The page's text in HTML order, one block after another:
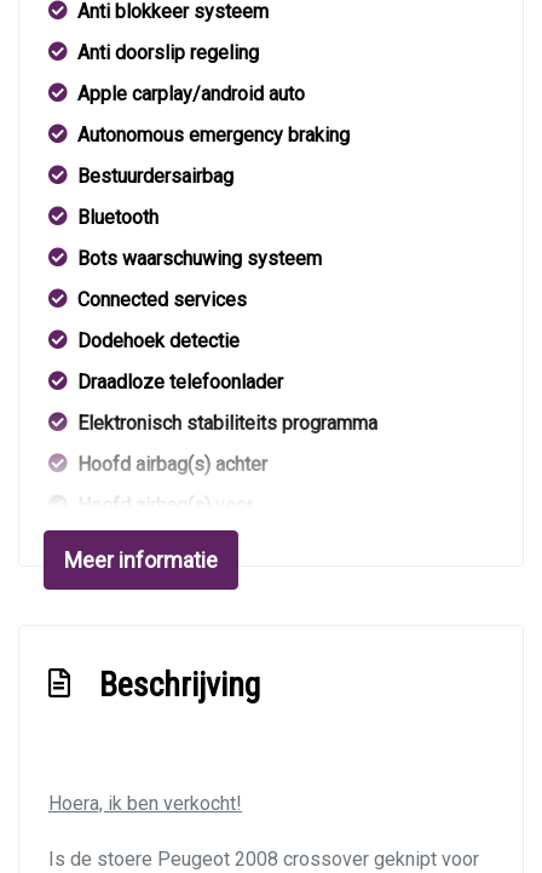
Anti blokkeer systeem
Anti doorslip regeling
Apple carplay/android auto
Autonomous emergency braking
Bestuurdersairbag
Bluetooth
Bots waarschuwing systeem
Connected services
Dodehoek detectie
Draadloze telefoonlader
Elektronisch stabiliteits programma
Hoofd airbag(s) achter
Hoofd airbag(s) voor
Keyless start
Led mistlampen
Passagiersairbag
Rijstrooksensor met correctie
Zij airbag(s) voor
Exterieur
Meer informatie
Beschrijving
Hoera, ik ben verkocht!
Is de stoere Peugeot 2008 crossover geknipt voor